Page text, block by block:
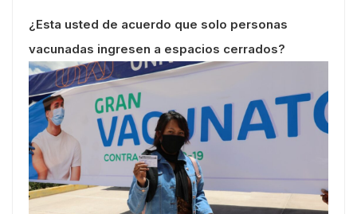
¿Esta usted de acuerdo que solo personas
vacunadas ingresen a espacios cerrados?